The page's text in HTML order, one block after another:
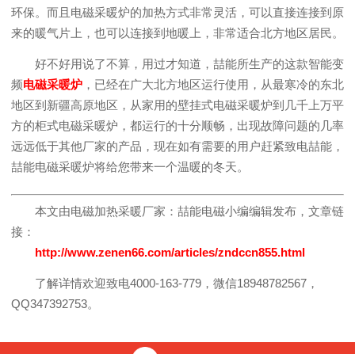
环保。而且电磁采暖炉的加热方式非常灵活，可以直接连接到原
来的暖气片上，也可以连接到地暖上，非常适合北方地区居民。
好不好用说了不算，用过才知道，喆能所生产的这款智能变
频电磁采暖炉 ，已经在广大北方地区运行使用，从最寒冷的东北
地区到新疆高原地区，从家用的壁挂式电磁采暖炉到几千上万平
方的柜式电磁采暖炉，都运行的十分顺畅，出现故障问题的几率
远远低于其他厂家的产品，现在如有需要的用户赶紧致电喆能，
喆能电磁采暖炉将给您带来一个温暖的冬天。
本文由电磁加热采暖厂家：喆能电磁小编编辑发布，文章链
接：
http://www.zenen66.com/articles/zndccn855.html
了解详情欢迎致电4000-163-779，微信18948782567，
QQ347392753。